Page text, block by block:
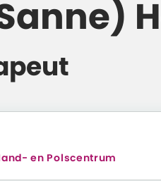
en Polscentrum